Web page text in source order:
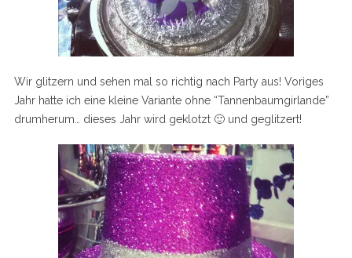
Wir glitzern und sehen mal so richtig nach Party aus! Voriges
Jahr hatte ich eine kleine Variante ohne “Tannenbaumgirlande”
drumherum… dieses Jahr wird geklotzt 🙂 und geglitzert!